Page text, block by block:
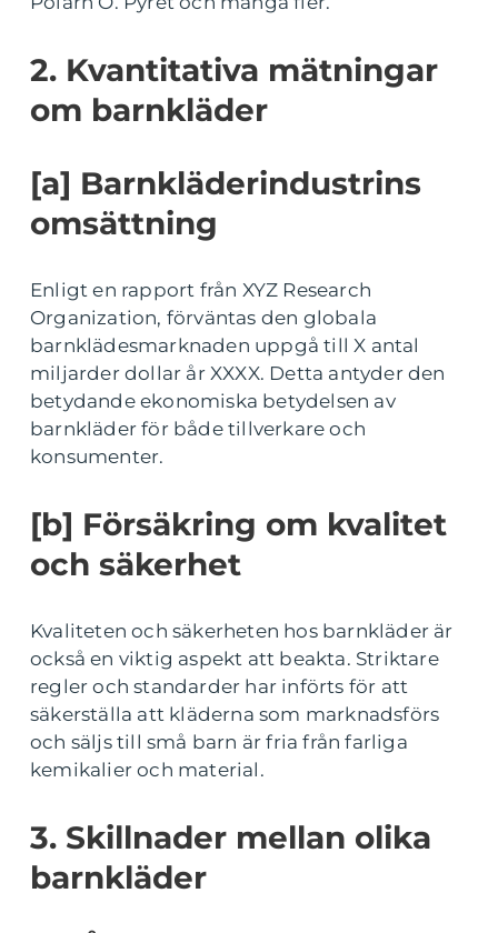
2. Kvantitativa mätningar
om barnkläder
[a] Barnkläderindustrins
omsättning
Enligt en rapport från XYZ Research
Organization, förväntas den globala
barnklädesmarknaden uppgå till X antal
miljarder dollar år XXXX. Detta antyder den
betydande ekonomiska betydelsen av
barnkläder för både tillverkare och
konsumenter.
[b] Försäkring om kvalitet
och säkerhet
Kvaliteten och säkerheten hos barnkläder är
också en viktig aspekt att beakta. Striktare
regler och standarder har införts för att
säkerställa att kläderna som marknadsförs
och säljs till små barn är fria från farliga
kemikalier och material.
3. Skillnader mellan olika
barnkläder